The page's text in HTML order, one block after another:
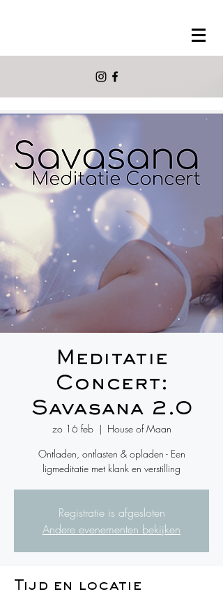
Meditatie
Concert:
Savasana 2.0
zo 16 feb
  |
House of Maan
Ontladen, ontlasten & opladen - Een
ligmeditatie met klank en verstilling
Registratie is afgesloten
Andere evenementen bekijken
Tijd en locatie